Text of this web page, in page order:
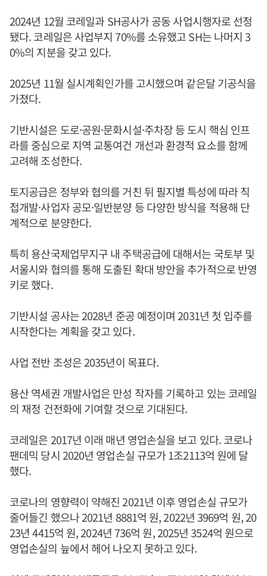
2024년 12월 코레일과 SH공사가 공동 사업시행자로 선정
됐다. 코레일은 사업부지 70%를 소유했고 SH는 나머지 3
0%의 지분을 갖고 있다.
2025년 11월 실시계획인가를 고시했으며 같은달 기공식을
가졌다.
기반시설은 도로·공원·문화시설·주차장 등 도시 핵심 인프
라를 중심으로 지역 교통여건 개선과 환경적 요소를 함께
고려해 조성한다.
토지공급은 정부와 협의를 거친 뒤 필지별 특성에 따라 직
접개발·사업자 공모·일반분양 등 다양한 방식을 적용해 단
계적으로 분양한다.
특히 용산국제업무지구 내 주택공급에 대해서는 국토부 및
서울시와 협의를 통해 도출된 확대 방안을 추가적으로 반영
키로 했다.
기반시설 공사는 2028년 준공 예정이며 2031년 첫 입주를
시작한다는 계획을 갖고 있다.
사업 전반 조성은 2035년이 목표다.
용산 역세권 개발사업은 만성 작자를 기록하고 있는 코레일
의 재정 건전화에 기여할 것으로 기대된다.
코레일은 2017년 이래 매년 영업손실을 보고 있다. 코로나
팬데믹 당시 2020년 영업손실 규모가 1조2113억 원에 달
했다.
코로나의 영향력이 약해진 2021년 이후 영업손실 규모가
줄어들긴 했으나 2021년 8881억 원, 2022년 3969억 원, 20
23년 4415억 원, 2024년 736억 원, 2025년 3524억 원으로
영업손실의 늪에서 헤어 나오지 못하고 있다.